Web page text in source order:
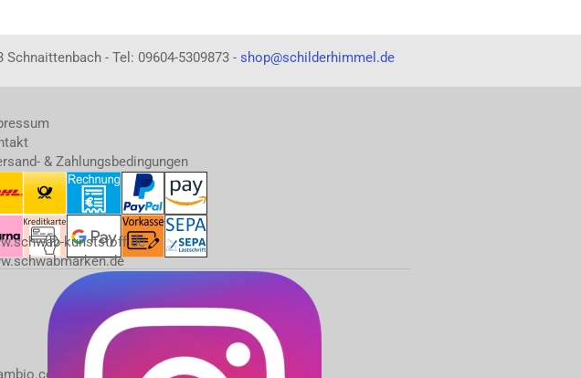
- Tel: 09604-5309873 - shop@schilderhimmel.de
& Zahlungsbedingungen
kunststoff.de
© 2023